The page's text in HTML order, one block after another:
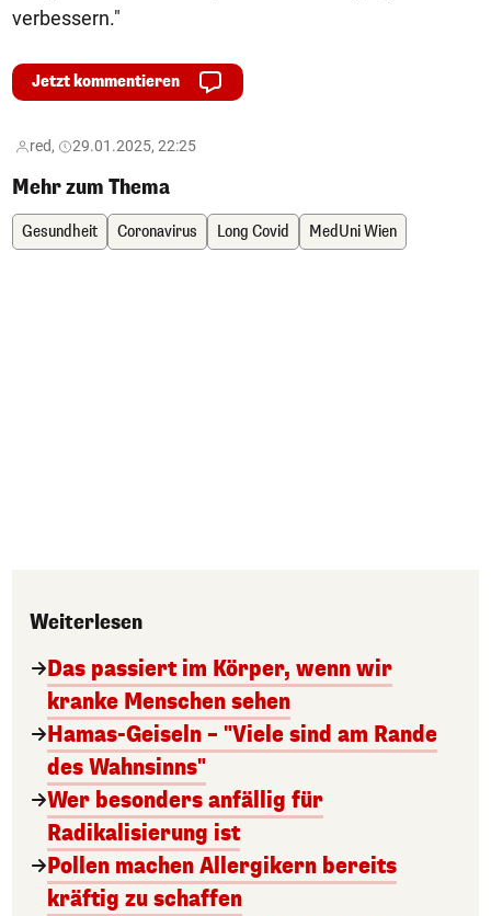
verbessern."
Jetzt kommentieren
red, 29.01.2025, 22:25
Mehr zum Thema
Gesundheit Coronavirus Long Covid MedUni Wien
Weiterlesen
Das passiert im Körper, wenn wir
kranke Menschen sehen
Hamas-Geiseln – "Viele sind am Rande
des Wahnsinns"
Wer besonders anfällig für
Radikalisierung ist
Pollen machen Allergikern bereits
kräftig zu schaffen